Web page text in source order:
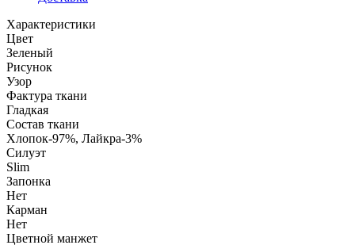
Характеристики
Цвет
Зеленый
Рисунок
Узор
Фактура ткани
Гладкая
Состав ткани
Хлопок-97%, Лайкра-3%
Силуэт
Slim
Запонка
Нет
Карман
Нет
Цветной манжет